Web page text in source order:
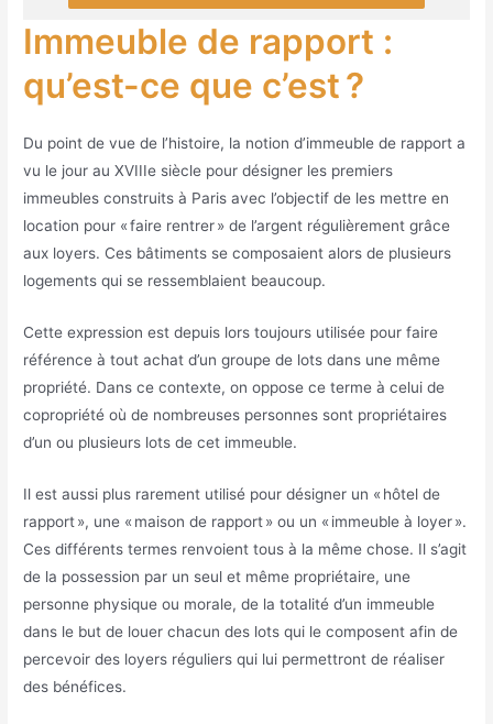
Immeuble de rapport :
qu’est-ce que c’est ?
Du point de vue de l’histoire, la notion d’immeuble de rapport a
vu le jour au XVIIIe siècle pour désigner les premiers
immeubles construits à Paris avec l’objectif de les mettre en
location pour « faire rentrer » de l’argent régulièrement grâce
aux loyers. Ces bâtiments se composaient alors de plusieurs
logements qui se ressemblaient beaucoup.
Cette expression est depuis lors toujours utilisée pour faire
référence à tout achat d’un groupe de lots dans une même
propriété. Dans ce contexte, on oppose ce terme à celui de
copropriété où de nombreuses personnes sont propriétaires
d’un ou plusieurs lots de cet immeuble.
Il est aussi plus rarement utilisé pour désigner un « hôtel de
rapport », une « maison de rapport » ou un « immeuble à loyer ».
Ces différents termes renvoient tous à la même chose. Il s’agit
de la possession par un seul et même propriétaire, une
personne physique ou morale, de la totalité d’un immeuble
dans le but de louer chacun des lots qui le composent afin de
percevoir des loyers réguliers qui lui permettront de réaliser
des bénéfices.